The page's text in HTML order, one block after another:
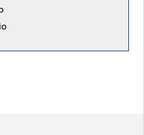
di nota ha